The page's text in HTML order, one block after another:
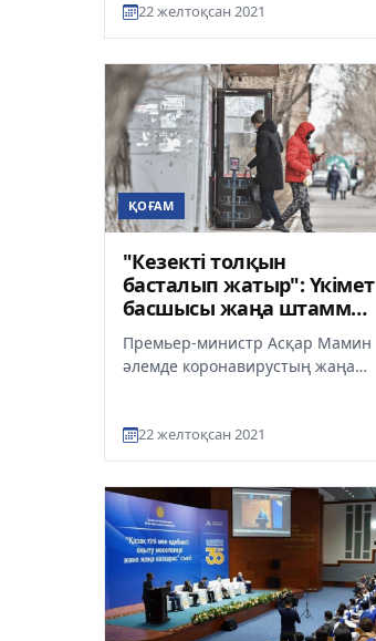
Тәуелсіздік...
22 желтоқсан 2021
ҚОҒАМ
"Кезекті толқын
басталып жатыр": Үкімет
басшысы жаңа штамм
бойынша тапсырма берді
Премьер-министр Асқар Мамин
әлемде коронавирустың жаңа
берді, де...
22 желтоқсан 2021